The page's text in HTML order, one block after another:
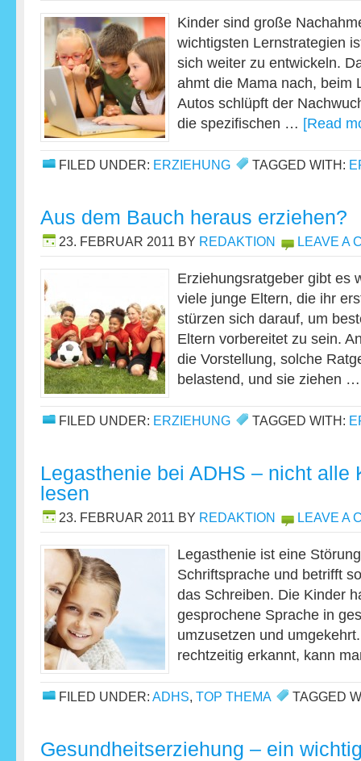
Kinder sind große
wichtigsten Lernstrategien
sich weiter zu entwickeln.
ahmt die Mama nach, beim
Autos schlüpft der
die spezifischen … [Read
FILED UNDER: ERZIEHUNG TAGGED WITH:
Aus dem Bauch heraus erziehen?
23. FEBRUAR 2011 BY REDAKTION LEAVE A
Erziehungsratgeber gibt es
viele junge Eltern, die ihr
stürzen sich darauf, um
Eltern vorbereitet zu sein.
die Vorstellung, solche
belastend, und sie ziehen
FILED UNDER: ERZIEHUNG TAGGED WITH:
Legasthenie bei ADHS – nicht alle
lesen
23. FEBRUAR 2011 BY REDAKTION LEAVE A
Legasthenie ist eine
Schriftsprache und betrifft
das Schreiben. Die Kinder
gesprochene Sprache in
umzusetzen und
rechtzeitig erkannt, kann
FILED UNDER: ADHS, TOP THEMA TAGGED
Gesundheitserziehung – ein